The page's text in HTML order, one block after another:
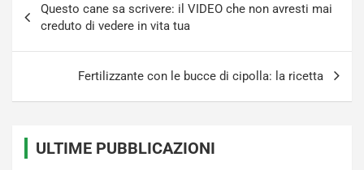
articoli
Questo cane sa scrivere: il VIDEO che non avresti mai
creduto di vedere in vita tua
Fertilizzante con le bucce di cipolla: la ricetta
ULTIME PUBBLICAZIONI